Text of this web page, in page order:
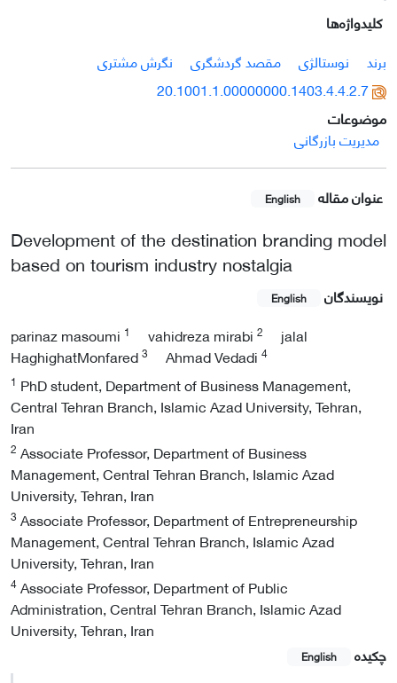
کلیدواژه‌ها
برند
نوستالژی مقصد گردشگری
نگرش مشتری
20.1001.1.00000000.1403.4.4.2.7
موضوعات
مدیریت بازرگانی
عنوان مقاله English
Development of the destination branding model
based on tourism industry nostalgia
نویسندگان English
parinaz masoumi 1 vahidreza mirabi 2
jalal
HaghighatMonfared3 Ahmad Vedadi 4
1 PhD student, Department of Business Management,
Central Tehran Branch, Islamic Azad University, Tehran,
Iran
2 Associate Professor, Department of Business
Management, Central Tehran Branch, Islamic Azad
University, Tehran, Iran
3 Associate Professor, Department of Entrepreneurship
Management, Central Tehran Branch, Islamic Azad
University, Tehran, Iran
4Associate Professor, Department of Public
Administration, Central Tehran Branch, Islamic Azad
University, Tehran, Iran
چکیده
English